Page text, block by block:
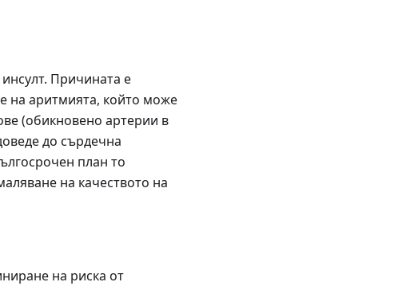
Причината е
на аритмията, който може
(обикновено артерии в
до сърдечна
план то
на качеството на
на риска от